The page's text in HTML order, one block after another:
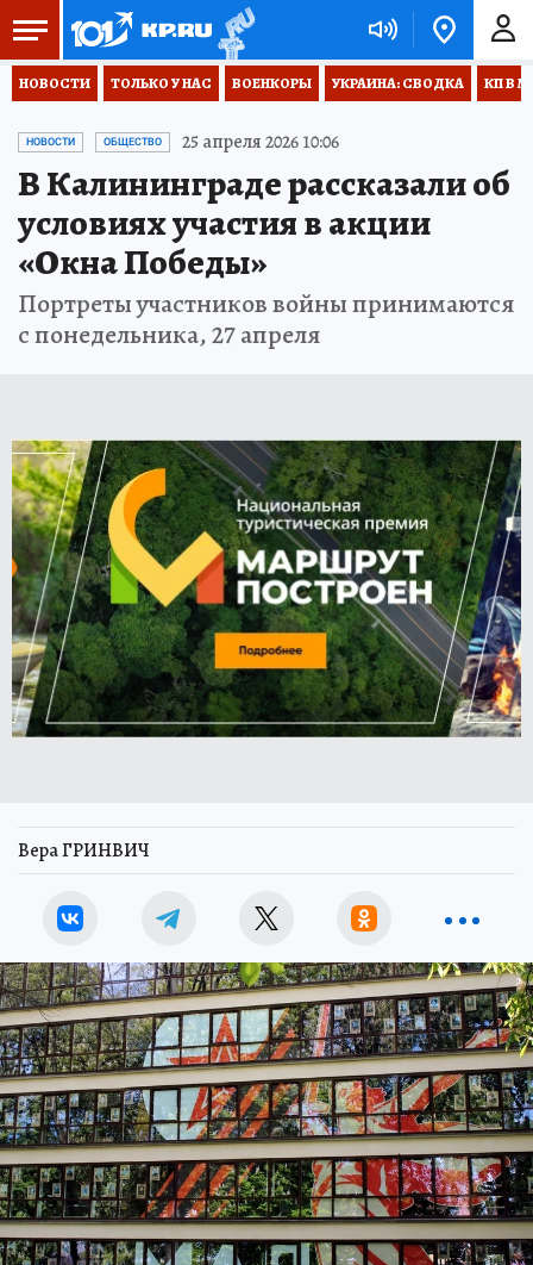
НОВОСТИ ТОЛЬКО У НАС ВОЕНКОРЫ УКРАИНА: СВОДКА КП В
НОВОСТИ ОБЩЕСТВО 25 апреля 2026 10:06
В Калининграде рассказали об
условиях участия в акции
«Окна Победы»
Портреты участников войны принимаются
с понедельника, 27 апреля
Вера ГРИНВИЧ